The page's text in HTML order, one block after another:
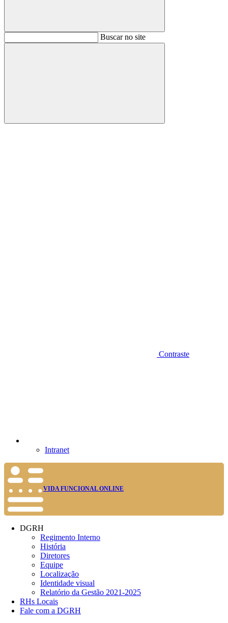
BuscarBuscar no site
Buscar
Contraste
Intranet
VIDA FUNCIONAL ONLINE
DGRH
Regimento Interno
História
Diretores
Equipe
Localização
Identidade visual
Relatório da Gestão 2021-2025
RHs Locais
Fale com a DGRH